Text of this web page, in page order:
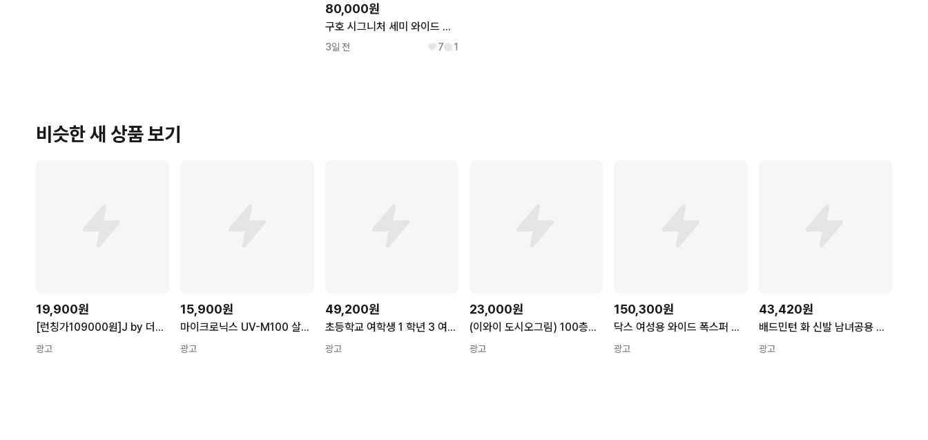
80,000원
구호 시그니처 세미 와이드 데님
3일 전 7 1
비슷한 새 상품 보기
19,900원
[런칭가109000원]J by 더블 브레스티드 트렌치코트
광고
15,900원
마이크로닉스 UV-M100 살균모니터 스탠드
광고
49,200원
초등학교 여학생 1 학년 3 여아 가벼운 레저 어린이 부담 구호 능선 보호 배낭
광고
23,000원
(이와이 도시오그림) 100층짜리 집 숫자 카드 (추천도서)
광고
150,300원
닥스 여성용 와이드 폭스퍼 머플러 DBMU4F74
광고
43,420원
배드민턴 화 신발 남녀공용 운동화 미끄럼방지 와이드 동호인 코트화
광고